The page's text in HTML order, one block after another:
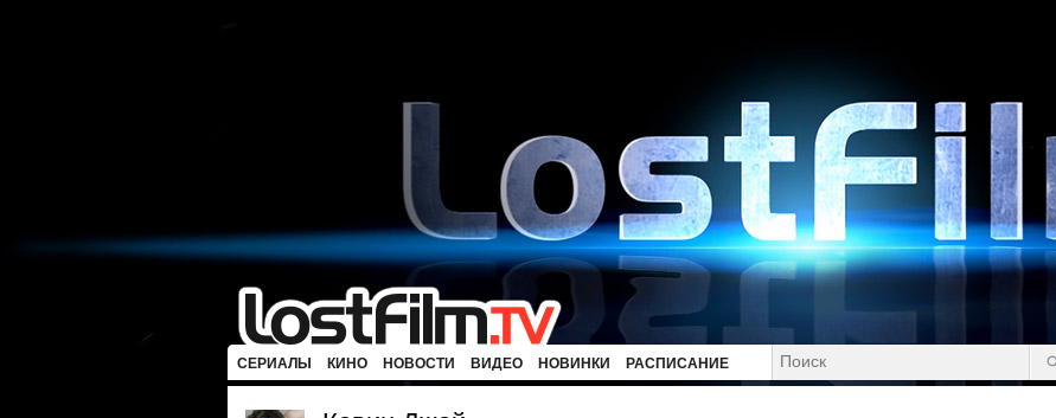
СЕРИАЛЫ КИНО НОВОСТИ ВИДЕО НОВИНКИ РАСПИСАНИЕ